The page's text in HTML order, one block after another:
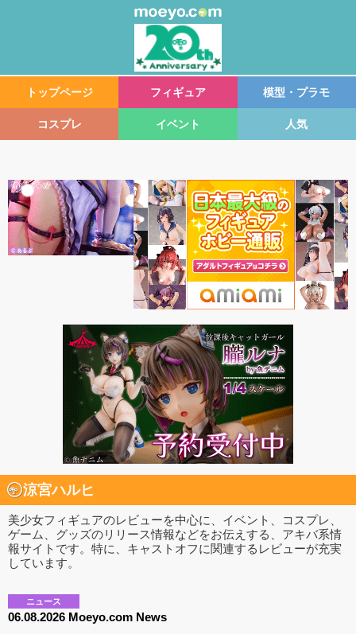
トップページ フィギュア 模型・プラモ
コスプレ イベント 人気
涼宮ハルヒ
美少女フィギュアのレビューを中心に、イベント、コスプレ、
ゲーム、グッズのリリース情報などをお伝えする、アキバ系情
報サイトです。特に、キャストオフに関連するレビューが充実
しています。
ニュース
06.08.2026 Moeyo.com News